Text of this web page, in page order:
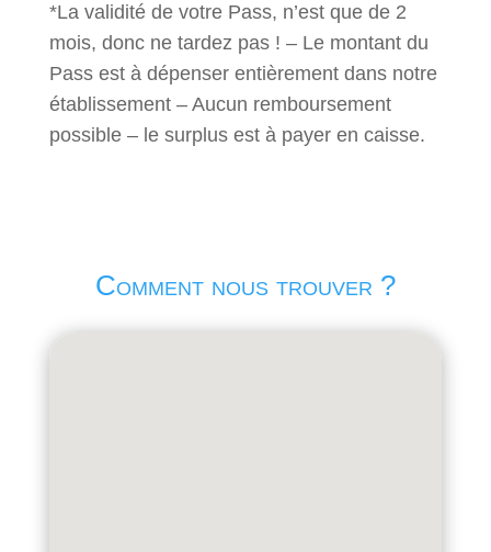
*La validité de votre Pass, n’est que de 2
mois, donc ne tardez pas ! – Le montant du
Pass est à dépenser entièrement dans notre
établissement – Aucun remboursement
possible – le surplus est à payer en caisse.
Comment nous trouver ?